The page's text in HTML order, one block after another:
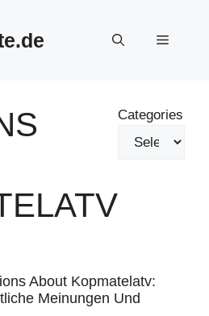
Menu
Categories
About Kopmatelatv:
Meinungen Und